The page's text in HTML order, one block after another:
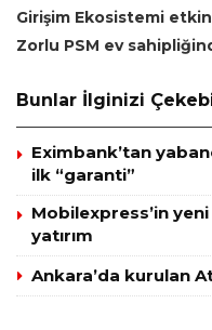
Girişim Ekosistemi
Zorlu PSM ev
Bunlar İlginizi
Eximbank’tan
ilk “garanti”
Mobilexpress’in
yatırım
Ankara’da kurulan